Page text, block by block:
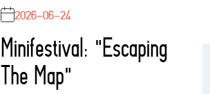
2026-06-24
Minifestival: "Escaping
The Map"